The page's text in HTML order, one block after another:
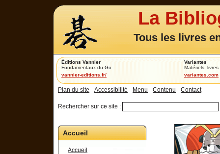
La
Tous les livres
Éditions Vannier
Fondamentaux du Go
vannier-editions.fr/
Variantes
Matériels,
variantes.com
Plan du site Accessibilité Menu Contenu Contact
Rechercher sur ce site :
Accueil
Accueil